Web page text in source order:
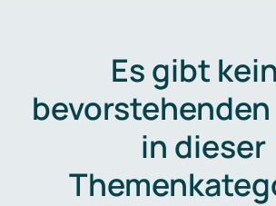
Es gibt
in dieser